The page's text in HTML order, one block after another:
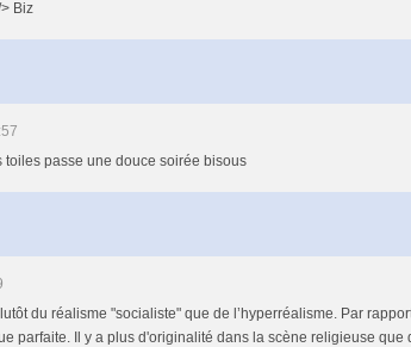
Biz
toiles passe une douce soirée bisous
du réalisme "socialiste" que de l’hyperréalisme. Par
parfaite. Il y a plus d'originalité dans la scène religieuse que